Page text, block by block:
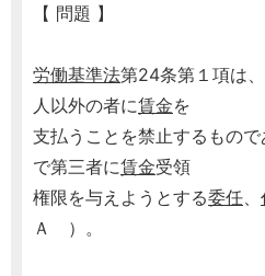
【 問題 】
労働基準法第24条第１項は、
人以外の者に賃金を
支払うことを禁止するもので
で第三者に賃金受領
権限を与えようとする委任、
Ａ ）。